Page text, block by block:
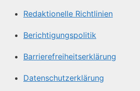
Redaktionelle Richtlinien
Berichtigungspolitik
Barrierefreiheitserklärung
Datenschutzerklärung